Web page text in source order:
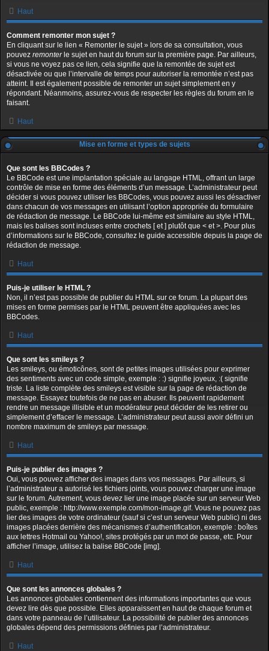
Haut
Comment remonter mon sujet ?
En cliquant sur le lien « Remonter le sujet » lors de sa consultation, vous
pouvez remonterle sujet en haut du forum sur la première page. Par ailleurs,
si vous ne voyez pas ce lien, cela signifie que la remontée de sujet est
désactivée ou que l’intervalle de temps pour autoriser la remontée n’est pas
atteint. Il est également possible de remonter un sujet simplement en y
répondant. Néanmoins, assurez-vous de respecter les règles du forum en le
faisant.
Haut
Mise en forme et types de sujets
Que sont les BBCodes ?
Le BBCode est une implantation spéciale au langage HTML, offrant un large
contrôle de mise en forme des éléments d’un message. L’administrateur peut
décider si vous pouvez utiliser les BBCodes, vous pouvez aussi les désactiver
dans chacun de vos messages en utilisant l’option appropriée du formulaire
de rédaction de message. Le BBCode lui-même est similaire au style HTML,
mais les balises sont incluses entre crochets [ et ] plutôt que < et >. Pour plus
d’informations sur le BBCode, consultez le guide accessible depuis la page de
rédaction de message.
Haut
Puis-je utiliser le HTML ?
Non, il n’est pas possible de publier du HTML sur ce forum. La plupart des
mises en forme permises par le HTML peuvent être appliquées avec les
BBCodes.
Haut
Que sont les smileys ?
Les smileys, ou émoticônes, sont de petites images utilisées pour exprimer
des sentiments avec un code simple, exemple : :) signifie joyeux, :( signifie
triste. La liste complète des smileys est visible sur la page de rédaction de
message. Essayez toutefois de ne pas en abuser. Ils peuvent rapidement
rendre un message illisible et un modérateur peut décider de les retirer ou
simplement d’effacer le message. L’administrateur peut aussi avoir défini un
nombre maximum de smileys par message.
Haut
Puis-je publier des images ?
Oui, vous pouvez afficher des images dans vos messages. Par ailleurs, si
l’administrateur a autorisé les fichiers joints, vous pouvez charger une image
sur le forum. Autrement, vous devez lier une image placée sur un serveur Web
public, exemple : http://www.exemple.com/mon-image.gif. Vous ne pouvez pas
lier des images de votre ordinateur (sauf si c’est un serveur Web public) ni des
images placées derrière des mécanismes d’authentification, exemple : boîtes
aux lettres Hotmail ou Yahoo!, sites protégés par un mot de passe, etc. Pour
afficher l’image, utilisez la balise BBCode [img].
Haut
Que sont les annonces globales ?
Les annonces globales contiennent des informations importantes que vous
devez lire dès que possible. Elles apparaissent en haut de chaque forum et
dans votre panneau de l’utilisateur. La possibilité de publier des annonces
globales dépend des permissions définies par l’administrateur.
Haut